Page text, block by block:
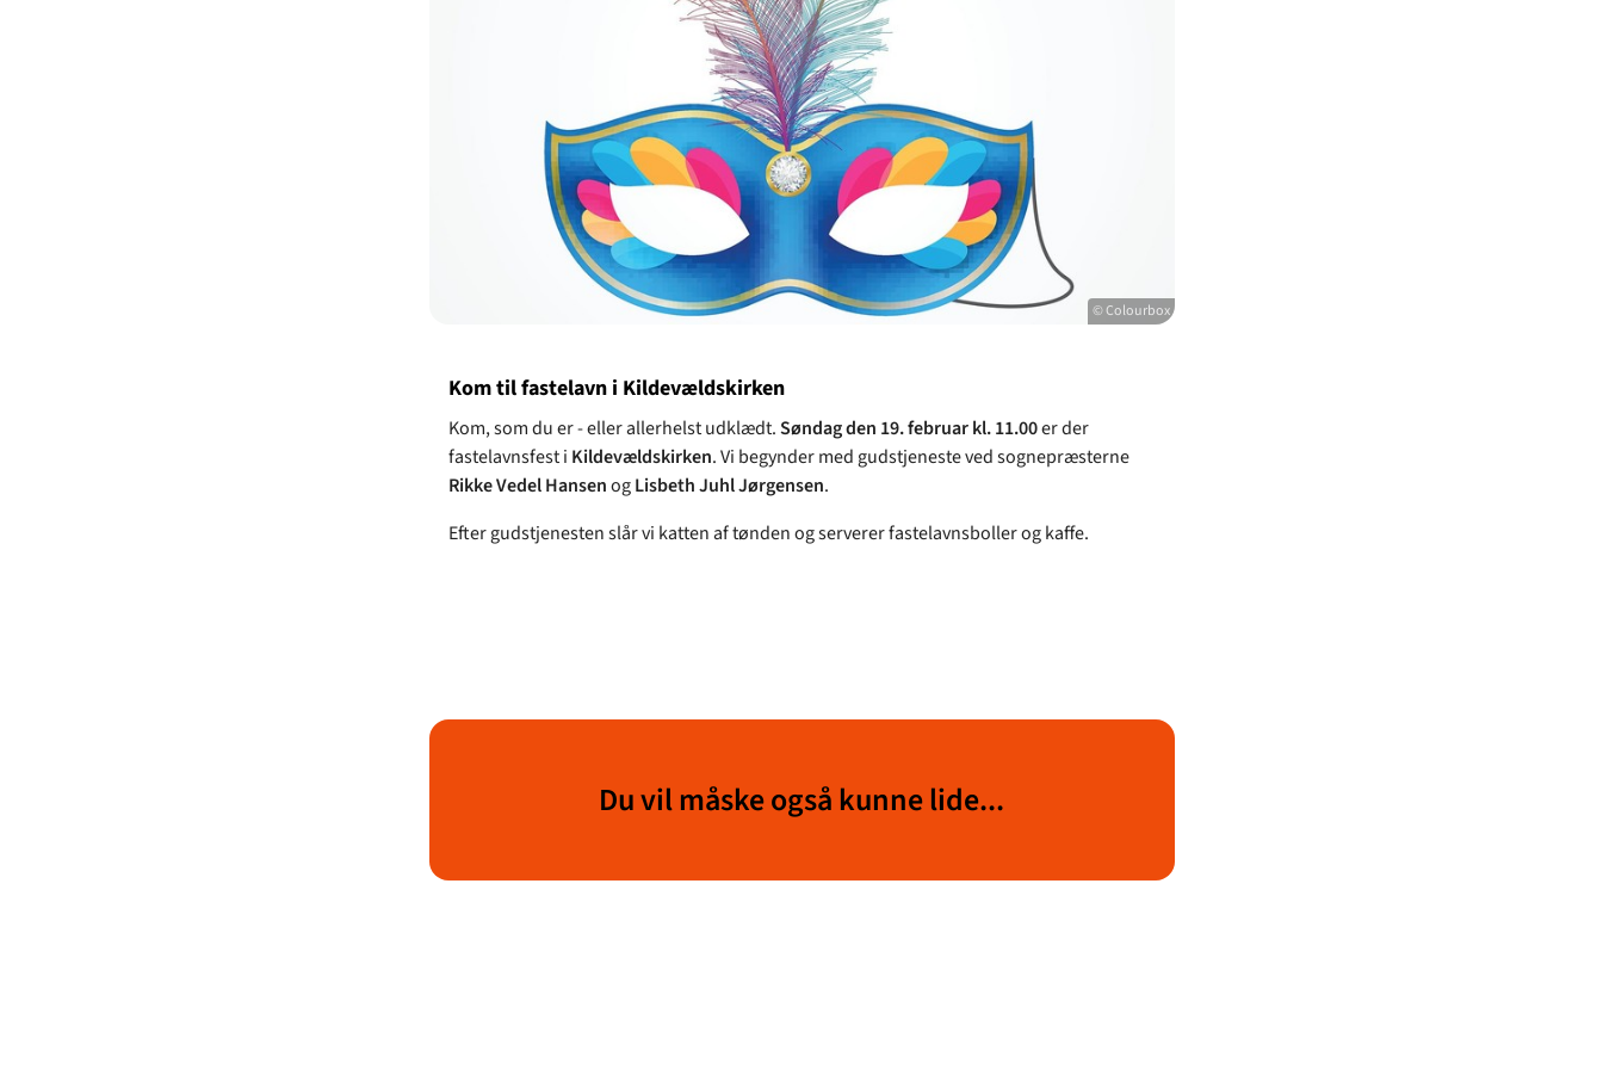
© Colourbox
Kom til fastelavn i Kildevældskirken
Kom, som du er - eller allerhelst udklædt.Søndag den 19. februar kl. 11.00er der
fastelavnsfest i Kildevældskirken. Vi begynder med gudstjeneste ved sognepræsterne
Rikke Vedel HansenogLisbeth Juhl Jørgensen.
Efter gudstjenesten slår vi katten af tønden og serverer fastelavnsboller og kaffe.
Du vil måske også kunne lide...